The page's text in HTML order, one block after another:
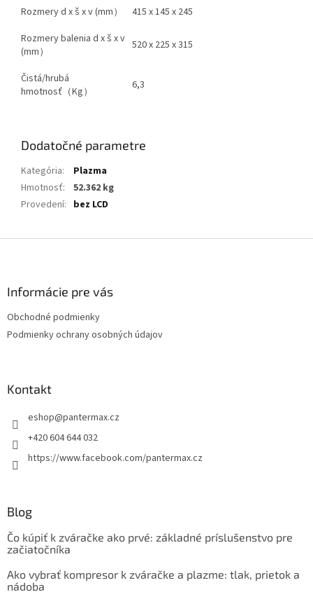
Rozmery d x š x v (mm）
415 x 145 x 245
Rozmery balenia d x š x v
(mm）
520 x 225 x 315
Čistá/hrubá
hmotnosť（Kg）
6,3
Dodatočné parametre
Kategória:
Plazma
Hmotnosť:
52.362 kg
Provedení: bez LCD
Informácie pre vás
Obchodné podmienky
Podmienky ochrany osobných údajov
Kontakt
eshop@pantermax.cz
+420 604 644 032
https://www.facebook.com/pantermax.cz
Blog
Čo kúpiť k zváračke ako prvé: základné príslušenstvo pre
začiatočníka
Ako vybrať kompresor k zváračke a plazme: tlak, prietok a
nádoba